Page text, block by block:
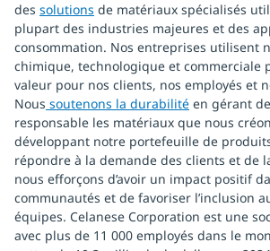
des solutions de matériaux spécialisés
plupart des industries majeures et des
consommation. Nos entreprises utilisent
chimique, technologique et commerciale
valeur pour nos clients, nos employés et
Nous soutenons la durabilité en gérant
responsable les matériaux que nous
développant notre portefeuille de
répondre à la demande des clients et de
nous efforçons d’avoir un impact positif
communautés et de favoriser l’inclusion
équipes. Celanese Corporation est une
avec plus de 11 000 employés dans le